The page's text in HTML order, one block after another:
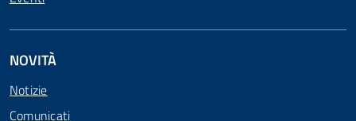
NOVITÀ
Notizie
Comunicati